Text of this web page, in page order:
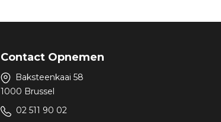
Contact Opnemen
Baksteenkaai 58
1000 Brussel
02 511 90 02